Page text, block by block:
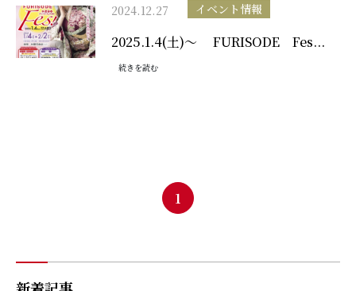
2024.12.27 イベント情報
2025.1.4(土)～ FURISODE Fes...
続きを読む
1